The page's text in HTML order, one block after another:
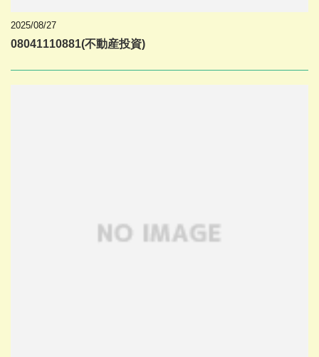
2025/08/27
08041110881(不動産投資)